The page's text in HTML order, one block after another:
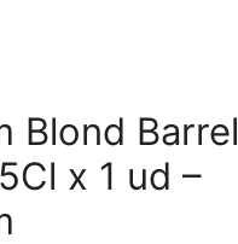
Blond Barrel
x 1 ud –